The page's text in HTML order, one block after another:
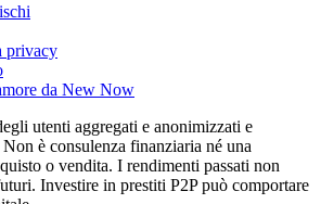
privacy
da New Now
utenti aggregati e anonimizzati e
è consulenza finanziaria né una
o vendita. I rendimenti passati non
Investire in prestiti P2P può comportare